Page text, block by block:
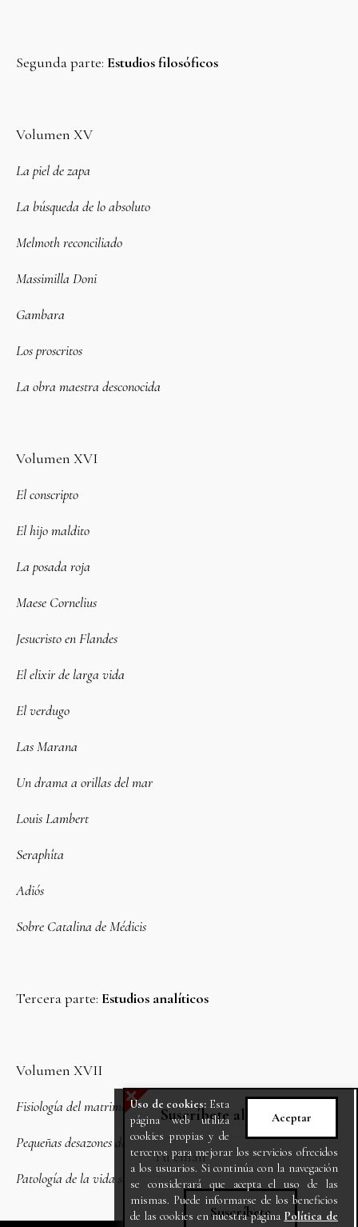
Segunda parte: Estudios filosóficos
Volumen XV
La piel de zapa
La búsqueda de lo absoluto
Melmoth reconciliado
Massimilla Doni
Gambara
Los proscritos
La obra maestra desconocida
Volumen XVI
El conscripto
El hijo maldito
La posada roja
Maese Cornelius
Jesucristo en Flandes
El elixir de larga vida
El verdugo
Las Marana
Un drama a orillas del mar
Louis Lambert
Seraphîta
Adiós
Sobre Catalina de Médicis
Tercera parte: Estudios analíticos
Volumen XVII
Fisiología del matrimonio
Pequeñas desazones de la vida conyugal
Patología de la vida social
X
Suscríbete al Newsletter
Aceptar
Uso de cookies: Esta
página web utiliza
cookies propias y de
terceros para mejorar los servicios ofrecidos
a los usuarios. Si continúa con la navegación
se considerará que acepta el uso de las
mismas. Puede informarse de los beneficios
de las cookies en nuestra página Política de